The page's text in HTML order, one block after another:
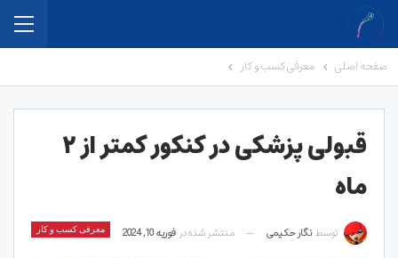
صفحه اصلی معرفی کسب و کار
قبولی پزشکی در کنکور کمتر از ۲
ماه
معرفی کسب و کار توسط نگار حکیمی منتشر شده در فوریه 10, 2024